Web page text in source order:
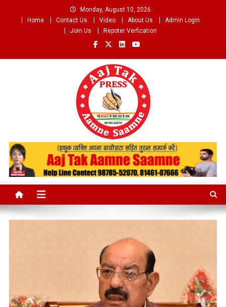
Monday, August 10, 2026
Home
Contact Us Video About Us
Admin Login
Join Us
Repoter Verfication
Aaj Tak Aamne Saamne.com